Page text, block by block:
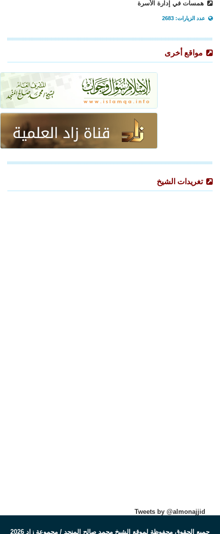
همسات في إدارة الأسرة
عدد الزيارات: 2683
مواقع أخرى
تغريدات الشيخ
Tweets by @almonajjid
جميع الحقوق محفوظة لموقع الشيخ محمد صالح المنجد / مجموعة زاد 2026